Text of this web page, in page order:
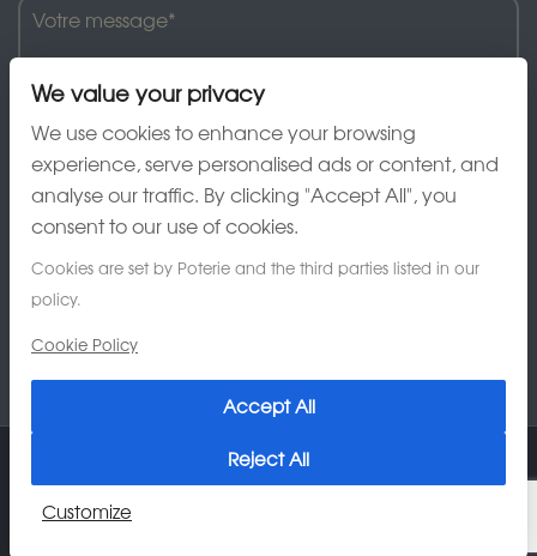
J'ai lu et accepte la charte de confidentialité
© 2026 Poterie Au Grès du Temps
We value your privacy
We use cookies to enhance your browsing
experience, serve personalised ads or content, and
analyse our traffic. By clicking "Accept All", you
consent to our use of cookies.
Cookies are set by Poterie and the third parties listed in our
policy.
Cookie Policy
Accept All
Reject All
Customize